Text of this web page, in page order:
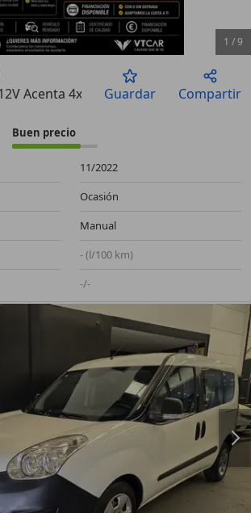
1 /9
Acenta 4x2 103kW
Guardar Compartir
Buen precio
11/2022
Ocasión
Manual
- (l/100 km)
-/-